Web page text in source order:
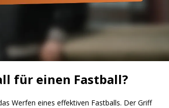
für einen Fastball?
Werfen eines effektiven Fastballs. Der Griff